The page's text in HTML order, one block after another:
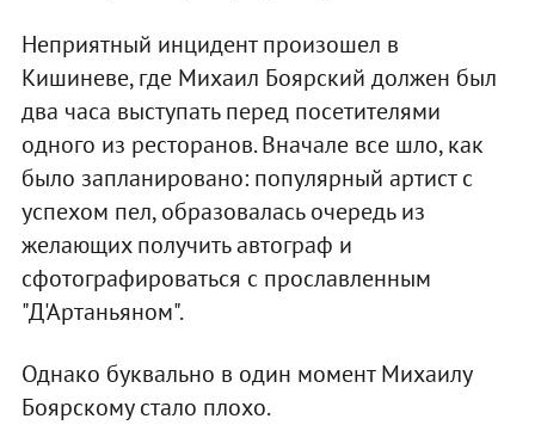
Неприятный инцидент произошел в
Кишиневе, где Михаил Боярский должен был
два часа выступать перед посетителями
одного из ресторанов. Вначале все шло, как
было запланировано: популярный артист с
успехом пел, образовалась очередь из
желающих получить автограф и
сфотографироваться с прославленным
"Д'Артаньяном".
Однако буквально в один момент Михаилу
Боярскому стало плохо.